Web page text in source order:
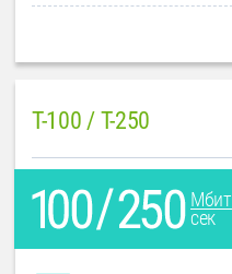
T-100 / T-250
Мбит
сек